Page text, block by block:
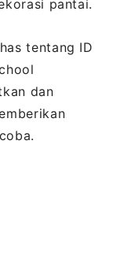
pantai.
tentang ID
dan